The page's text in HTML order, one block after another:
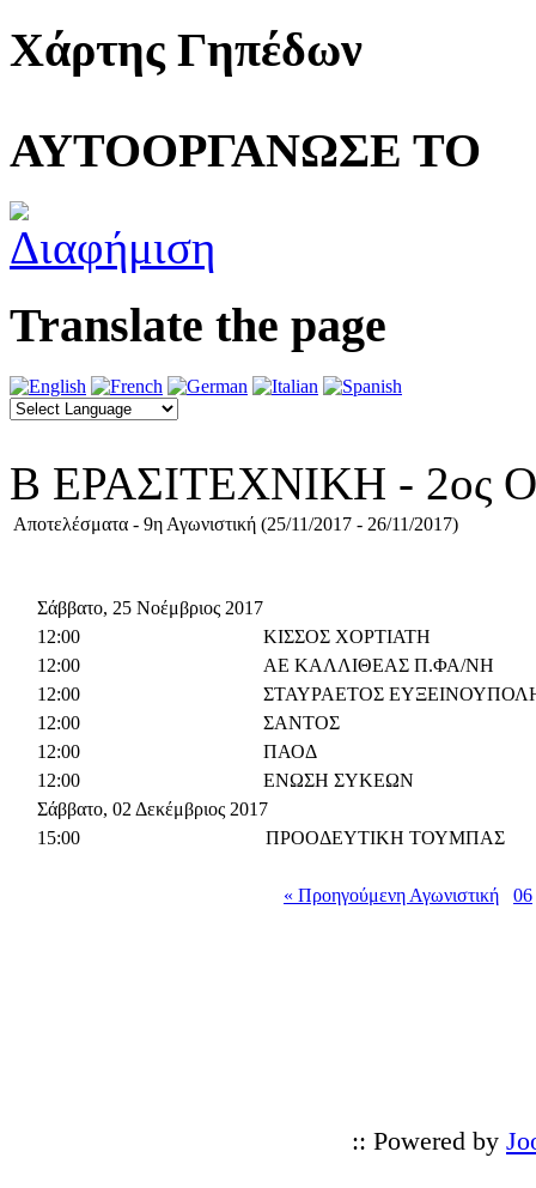
Χάρτης Γηπέδων
ΑΥΤΟΟΡΓΑΝΩΣΕ ΤΟ
Translate the page
Β ΕΡΑΣΙΤΕΧΝΙΚΗ - 2ος
Αποτελέσματα - 9η Αγωνιστική (25/11/2017 - 26/11/2017)
Σάββατο, 25 Νοέμβριος 2017
12:00
ΚΙΣΣΟΣ ΧΟΡΤΙΑΤΗ
12:00
ΑΕ ΚΑΛΛΙΘΕΑΣ Π.ΦΑ/ΝΗ
12:00
ΣΤΑΥΡΑΕΤΟΣ
12:00
ΣΑΝΤΟΣ
12:00
ΠΑΟΔ
12:00
ΕΝΩΣΗ ΣΥΚΕΩΝ
Σάββατο, 02 Δεκέμβριος 2017
15:00
ΠΡΟΟΔΕΥΤΙΚΗ ΤΟΥΜΠΑΣ
« Προηγούμενη Αγωνιστική 06
:: Powered by